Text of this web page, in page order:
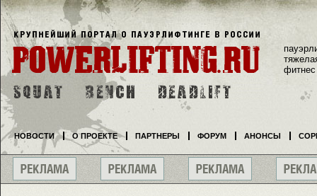
фитнес
НОВОСТИ О ПРОЕКТЕ ПАРТНЕРЫ ФОРУМ АНОНСЫ